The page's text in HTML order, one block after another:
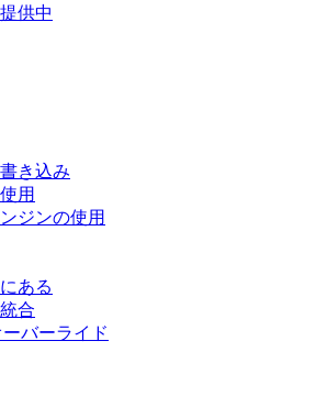
供中
き込み
用
ジンの使用
ある
合
ーバーライド